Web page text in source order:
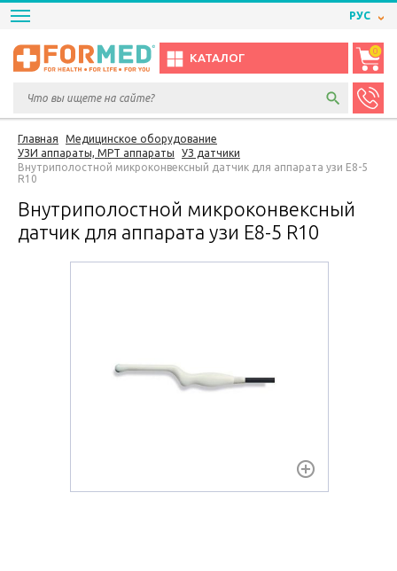
РУС
КАТАЛОГ
0
Главная
Медицинское оборудование
УЗИ аппараты, МРТ аппараты
УЗ датчики
Внутриполостной микроконвексный датчик для аппарата узи E8-5
R10
Внутриполостной микроконвексный
датчик для аппарата узи E8-5 R10